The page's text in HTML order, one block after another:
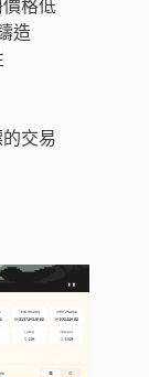
價格低
造
的交易